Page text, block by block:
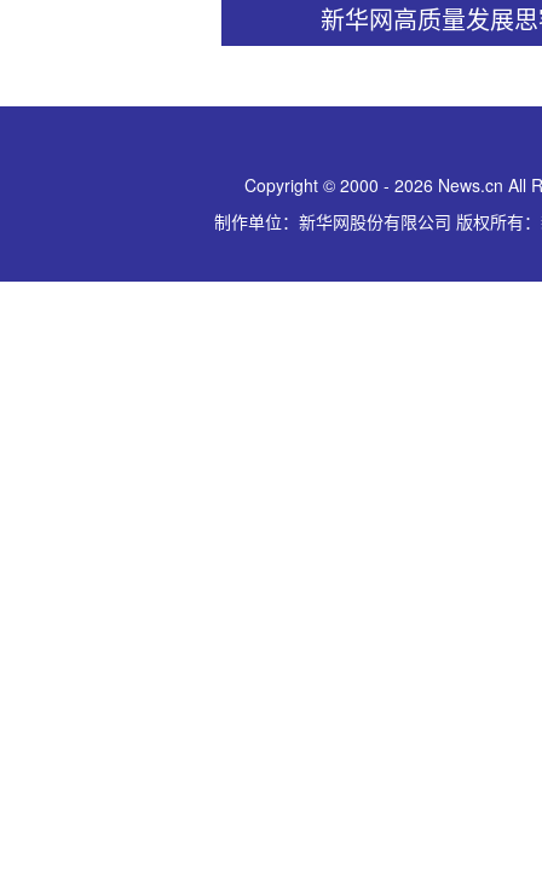
“2025领变者大会”新华
Copyright © 2000 - 2026 News.cn All
制作单位：新华网股份有限公司 版权所有